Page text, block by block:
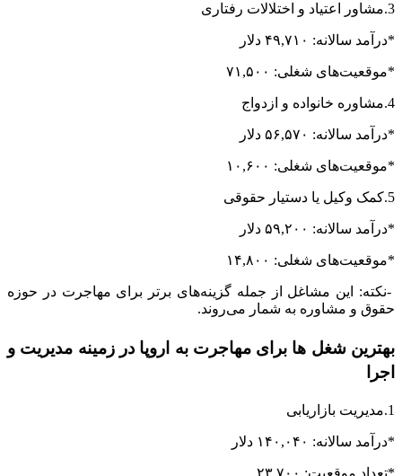
3.مشاور اعتیاد و اختلالات رفتاری
*درآمد سالانه: ۴۹,۷۱۰ دلار
*موقعیت‌های شغلی: ۷۱,۵۰۰
4.مشاوره خانواده و ازدواج
*درآمد سالانه: ۵۶,۵۷۰ دلار
*موقعیت‌های شغلی: ۱۰,۶۰۰
5.کمک وکیل یا دستیار حقوقی
*درآمد سالانه: ۵۹,۲۰۰ دلار
*موقعیت‌های شغلی: ۱۴,۸۰۰
-نکته: این مشاغل از جمله گزینه‌های برتر برای مهاجرت در حوزه
حقوق و مشاوره به شمار می‌روند.
بهترین شغل ها برای مهاجرت به اروپا در زمینه مدیریت و
اجرا
1.مدیریت بازاریابی
*درآمد سالانه: ۱۴۰,۰۴۰ دلار
*تعداد موقعیت: ۲۳,۷۰۰